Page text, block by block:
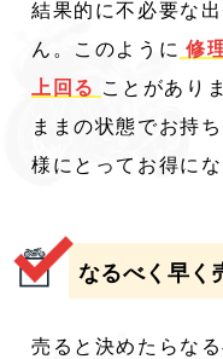
結果的に不必要な
ん。このように 修
上回る
ことがあり
ままの状態でお持
様にとってお得にな
なるべく早く
売ると決めたらな